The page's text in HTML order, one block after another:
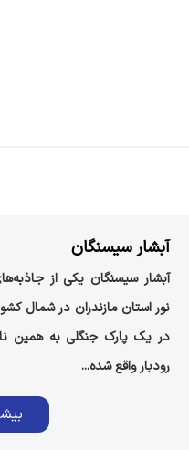
آبشار سیسنگان
آبشار سیسنگان یکی از
نور استان مازندران در شمال
در یک پارک جنگلی به همین
رودبار واقع شده...